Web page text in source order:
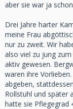
aber sie war ja
Drei Jahre harter
meine Frau
nur zu zweit. Wir
also viel zu jung
aktiv gewesen.
waren ihre
abgeben,
Rollstuhl und später
hatte sie Pflegegrad